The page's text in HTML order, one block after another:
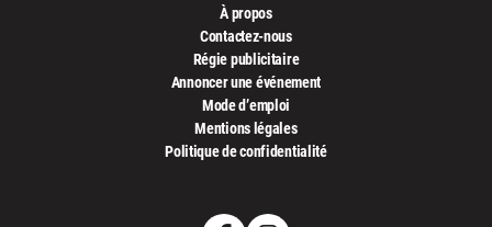
À propos
Contactez-nous
Régie publicitaire
Annoncer une événement
Mode d’emploi
Mentions légales
Politique de confidentialité